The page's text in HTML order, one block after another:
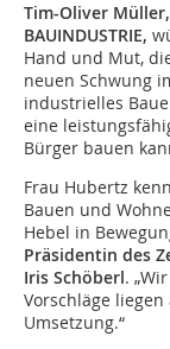
Tim-Oliver
BAUINDUSTRIE,
Hand und Mut,
neuen Schwung
industrielles
eine
Bürger bauen
Frau Hubertz
Bauen und
Hebel in
Präsidentin des
Iris Schöberl.
Vorschläge liegen
Umsetzung.“